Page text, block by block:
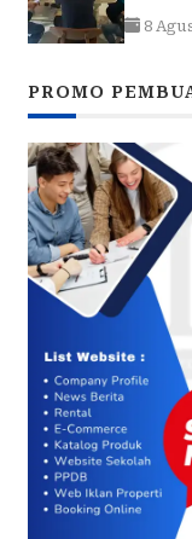
8
PROMO